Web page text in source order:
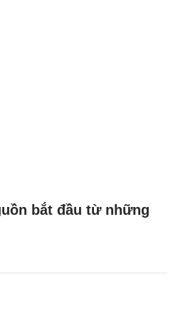
bắt đầu từ những